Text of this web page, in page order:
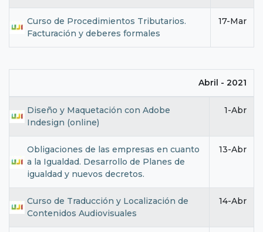
Curso de Procedimientos Tributarios.
Facturación y deberes formales
17-Mar
Abril - 2021
Diseño y Maquetación con Adobe
Indesign (online)
1-Abr
Obligaciones de las empresas en cuanto
a la Igualdad. Desarrollo de Planes de
igualdad y nuevos decretos.
13-Abr
Curso de Traducción y Localización de
Contenidos Audiovisuales
14-Abr